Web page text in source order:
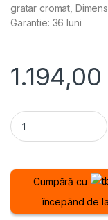
gratar cromat,
Garantie: 36 luni
1.194,00
ARAGAZ
Cumpără cu
începând de